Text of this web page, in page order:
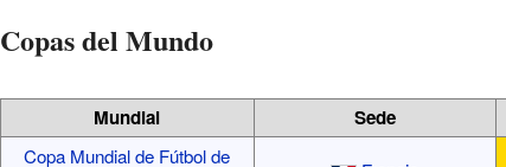
Copas del Mundo
Mundial Sede
Copa Mundial de Fútbol de